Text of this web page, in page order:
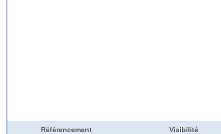
Référencement Visibilité